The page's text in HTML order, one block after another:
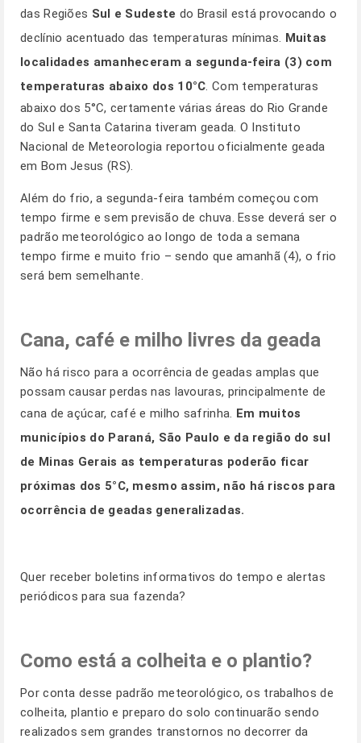
das Regiões Sul e Sudeste do Brasil está provocando o
declínio acentuado das temperaturas mínimas. Muitas
localidades amanheceram a segunda-feira (3) com
temperaturas abaixo dos 10°C. Com temperaturas
abaixo dos 5°C, certamente várias áreas do Rio Grande
do Sul e Santa Catarina tiveram geada. O Instituto
Nacional de Meteorologia reportou oficialmente geada
em Bom Jesus (RS).
Além do frio, a segunda-feira também começou com
tempo firme e sem previsão de chuva. Esse deverá ser o
padrão meteorológico ao longo de toda a semana 
tempo firme e muito frio – sendo que amanhã (4), o frio
será bem semelhante.
Cana, café e milho livres da geada
Não há risco para a ocorrência de geadas amplas que
possam causar perdas nas lavouras, principalmente de
cana de açúcar, café e milho safrinha. Em muitos
municípios do Paraná, São Paulo e da região do sul
de Minas Gerais as temperaturas poderão ficar
próximas dos 5°C, mesmo assim, não há riscos para
ocorrência de geadas generalizadas.
Quer receber boletins informativos do tempo e alertas
periódicos para sua fazenda?
Como está a colheita e o plantio?
Por conta desse padrão meteorológico, os trabalhos de
colheita, plantio e preparo do solo continuarão sendo
realizados sem grandes transtornos no decorrer da